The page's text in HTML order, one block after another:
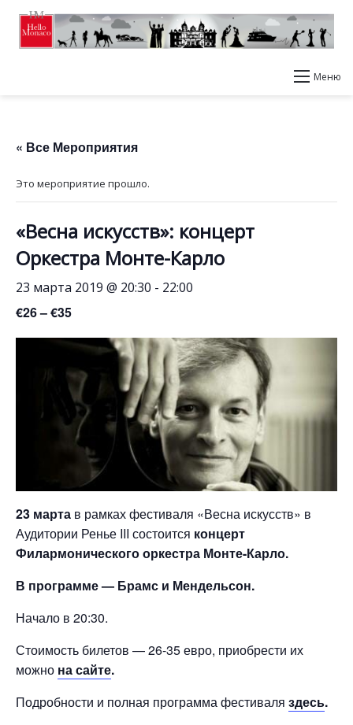
Меню
« Все Мероприятия
Это мероприятие прошло.
«Весна искусств»: концерт
Оркестра Монте-Карло
23 марта 2019 @ 20:30 - 22:00
€26 – €35
23 марта в рамках фестиваля «Весна искусств» в
Аудитории Ренье III состоится концерт
Филармонического оркестра Монте-Карло.
В программе — Брамс и Мендельсон.
Начало в 20:30.
Стоимость билетов — 26-35 евро, приобрести их
можно на сайте.
Подробности и полная программа фестиваля здесь.